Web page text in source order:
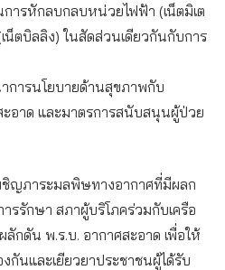
ารหักลบกลบหน่วยไฟฟ้า (เน็ตมิเต
น็ตบิลลิง) ในสัดส่วนเดียวกันกับการ
การนโยบายด้านสุขภาพกับ
อาด และมาตรการสนับสนุนผู้ป่วย
ชิญภาระมลพิษทางอากาศที่มีผลก
รรักษา สภาผู้บริโภคร่วมกับเครือ
ลักดัน พ.ร.บ. อากาศสะอาด เพื่อให้
กันและเยียวยาประชาชนผู้ได้รับ